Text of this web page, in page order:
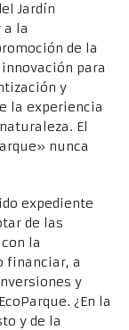
Jardín
a la
de la
para
y
la experiencia
El
nunca
expediente
de las
la
financiar, a
y
¿En la
y de la